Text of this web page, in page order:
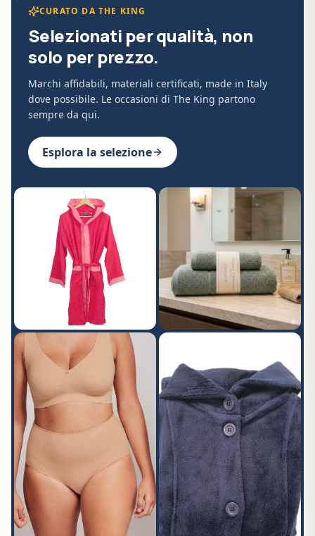
CURATO DA THE KING
Selezionati per qualità, non
solo per prezzo.
Marchi affidabili, materiali certificati, made in Italy
dove possibile. Le occasioni di The King partono
sempre da qui.
Esplora la selezione